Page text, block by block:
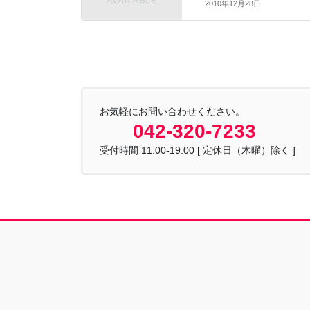
2010年12月28日
お気軽にお問い合わせください。
042-320-7233
受付時間 11:00-19:00 [ 定休日（木曜）除く ]